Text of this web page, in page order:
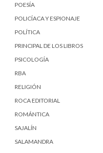
POESÍA
POLICÍACA Y ESPIONAJE
POLÍTICA
PRINCIPAL DE LOS LIBROS
PSICOLOGÍA
RBA
RELIGIÓN
ROCA EDITORIAL
ROMÁNTICA
SAJALÍN
SALAMANDRA